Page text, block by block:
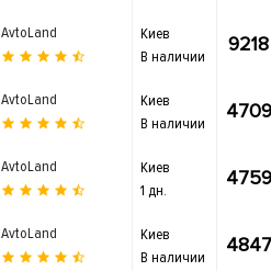
AvtoLand
Киев
В наличии
9218
AvtoLand
Киев
В наличии
4709
AvtoLand
Киев
1 дн.
4759
AvtoLand
Киев
В наличии
4847